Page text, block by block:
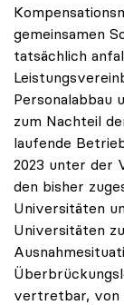
gemeinsamen
tatsächlich
Personalabbau
zum Nachteil
laufende
2023 unter der
den bisher
Universitäten
Universitäten
vertretbar, von